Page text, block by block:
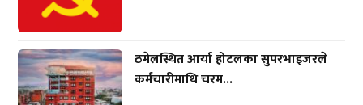
ठमेलस्थित आर्या होटलका सुपरभाइजरले
कर्मचारीमाथि चरम...